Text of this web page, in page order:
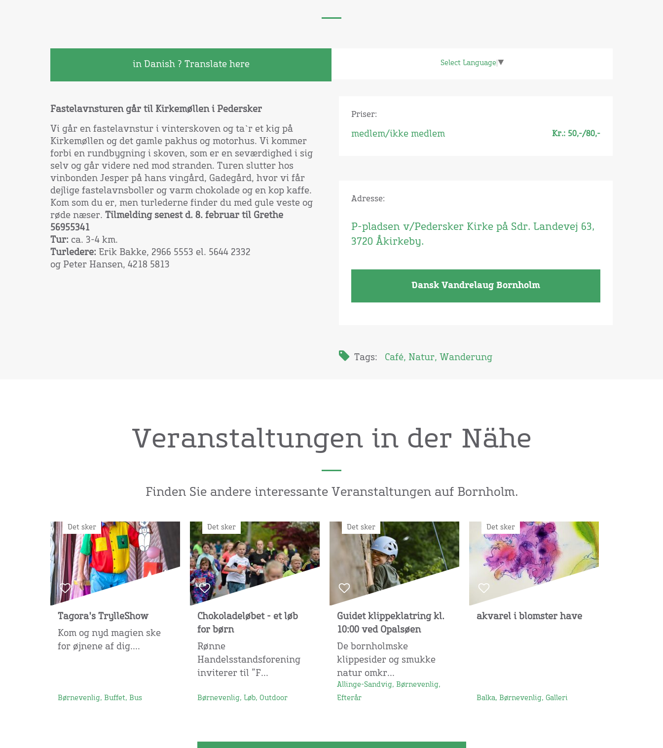
in Danish ? Translate here Select Language ▼
Fastelavnsturen går til Kirkemøllen i Pedersker
Vi går en fastelavnstur i vinterskoven og ta`r et kig på
Kirkemøllen og det gamle pakhus og motorhus. Vi kommer
forbi en rundbygning i skoven, som er en seværdighed i sig
selv og går videre ned mod stranden. Turen slutter hos
vinbonden Jesper på hans vingård, Gadegård, hvor vi får
dejlige fastelavnsboller og varm chokolade og en kop kaffe.
Kom som du er, men turlederne finder du med gule veste og
røde næser. Tilmelding senest d. 8. februar til Grethe
56955341
Tur: ca. 3-4 km.
Turledere: Erik Bakke, 2966 5553 el. 5644 2332
og Peter Hansen, 4218 5813
Priser:
medlem/ikke medlem Kr.: 50,-/80,-
Adresse:
P-pladsen v/Pedersker Kirke på Sdr. Landevej 63,
3720 Åkirkeby.
Dansk Vandrelaug Bornholm
Tags: Café, Natur, Wanderung
Veranstaltungen in der Nähe
Finden Sie andere interessante Veranstaltungen auf Bornholm.
Det sker
Tagora's TrylleShow
Kom og nyd magien ske
for øjnene af dig....
Børnevenlig, Buffet, Bus
Det sker
Chokoladeløbet - et løb
for børn
Rønne
Handelsstandsforening
inviterer til ”F...
Børnevenlig, Løb, Outdoor
Det sker
Guidet klippeklatring kl.
10:00 ved Opalsøen
De bornholmske
klippesider og smukke
natur omkr...
Allinge-Sandvig, Børnevenlig,
Efterår
Det sker
akvarel i blomster have
Balka, Børnevenlig, Galleri